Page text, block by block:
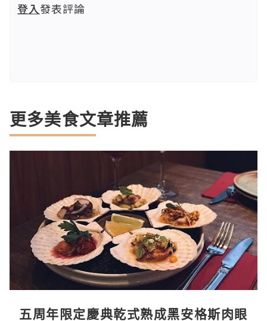
登入發表評論
更多美食文章推薦
五周年限定慶典乾式熟成黑安格斯肉眼